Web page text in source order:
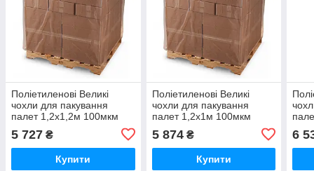
Поліетиленові Великі
чохли для пакування
палет 1,2х1,2м 100мкм
(вторинний PE)
5 727 ₴
Купити
Поліетиленові Великі
чохли для пакування
палет 1,2х1м 100мкм
(вторинний PE) 10шт
5 874₴
Купити
6